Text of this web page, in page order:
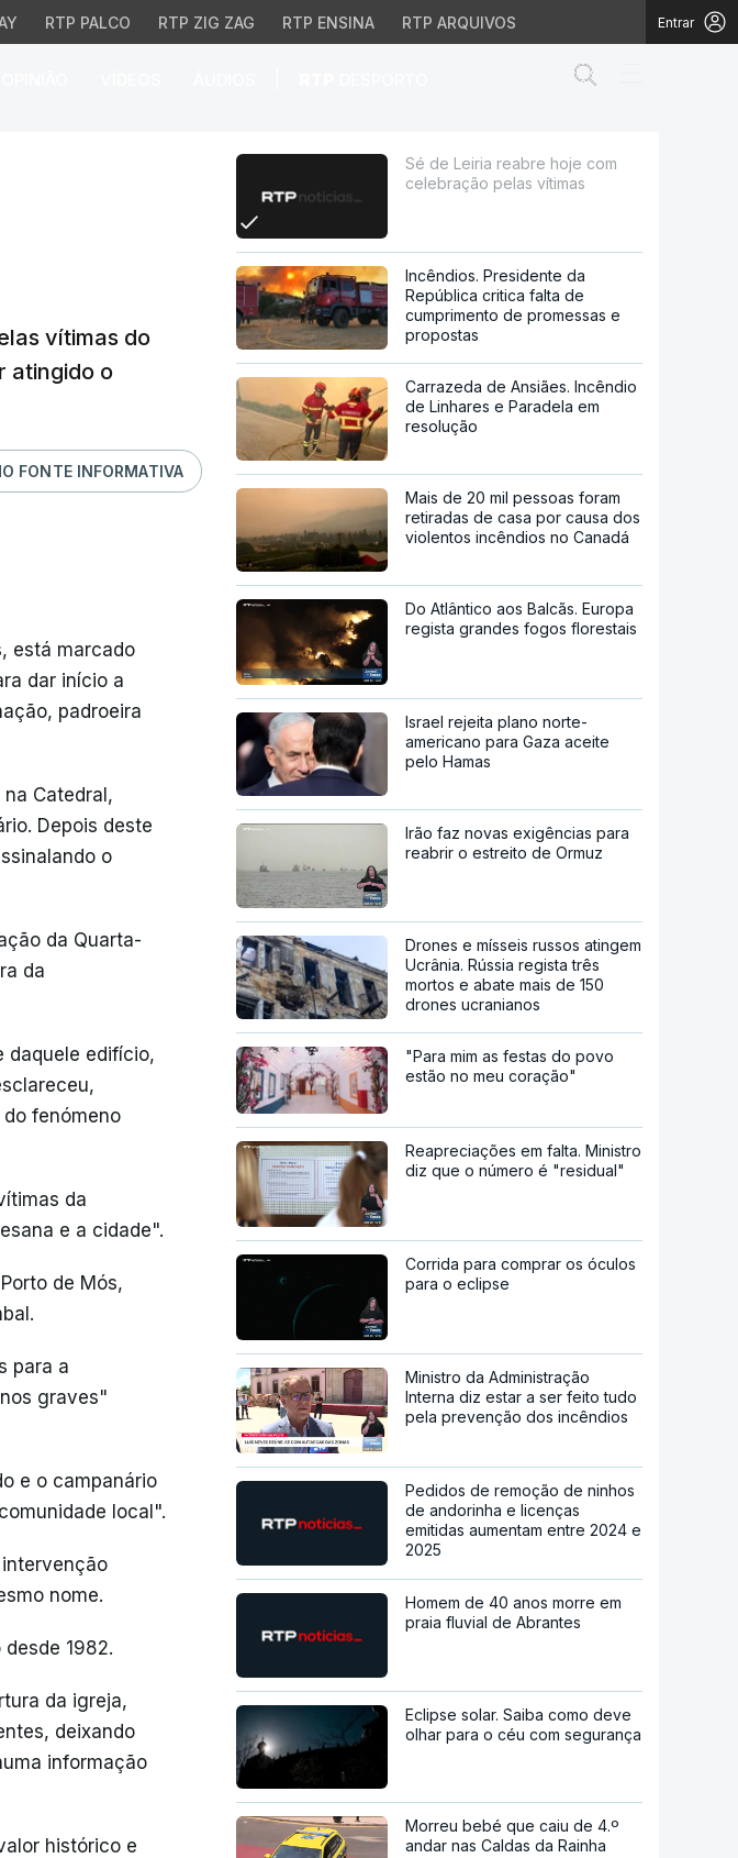
RTP PALCO RTP ZIG ZAG RTP ENSINA RTP ARQUIVOS Entrar
pelas vítimas
vítimas do
atingido o
FONTE INFORMATIVA
está marcado
dar início a
padroeira
Catedral,
Depois deste
o
da Quarta-
da
daquele edifício,
fenómeno
da
e a cidade".
de Mós,
para a
graves"
e o campanário
local".
nome.
1982.
da igreja,
deixando
informação
histórico e
Sé de Leiria reabre hoje com
celebração pelas vítimas
Incêndios. Presidente da
República critica falta de
cumprimento de promessas e
propostas
Carrazeda de Ansiães. Incêndio
de Linhares e Paradela em
resolução
Mais de 20 mil pessoas foram
retiradas de casa por causa dos
violentos incêndios no Canadá
Do Atlântico aos Balcãs. Europa
regista grandes fogos florestais
Israel rejeita plano norte-
americano para Gaza aceite
pelo Hamas
Irão faz novas exigências para
reabrir o estreito de Ormuz
Drones e mísseis russos atingem
Ucrânia. Rússia regista três
mortos e abate mais de 150
drones ucranianos
"Para mim as festas do povo
estão no meu coração"
Reapreciações em falta. Ministro
diz que o número é "residual"
Corrida para comprar os óculos
para o eclipse
Ministro da Administração
Interna diz estar a ser feito tudo
pela prevenção dos incêndios
Pedidos de remoção de ninhos
de andorinha e licenças
emitidas aumentam entre 2024 e
2025
Homem de 40 anos morre em
praia fluvial de Abrantes
Eclipse solar. Saiba como deve
olhar para o céu com segurança
Morreu bebé que caiu de 4.º
andar nas Caldas da Rainha